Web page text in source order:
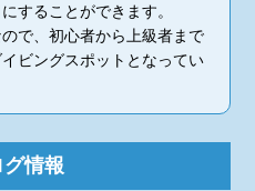
することができます。
で、初心者から上級者まで
ビングスポットとなってい
情報